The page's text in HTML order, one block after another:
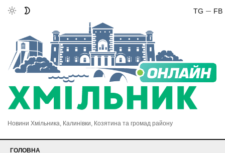
FB
TG
Новини Хмільника, Калинівки, Козятина та громад району
ГОЛОВНА